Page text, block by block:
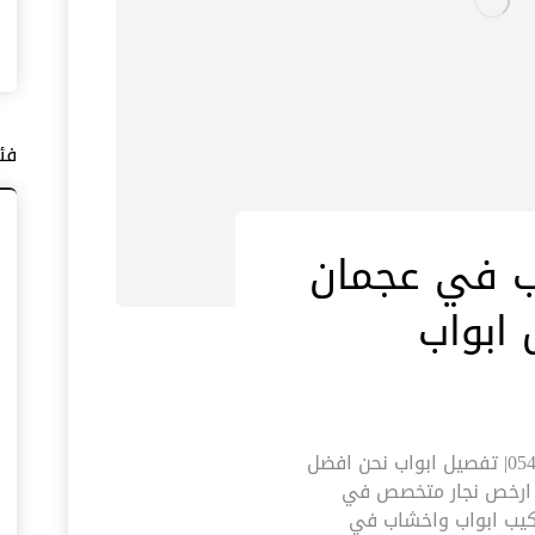
في عجمان
تركيب ابواب واخشاب في عجمان |0545574752| تفصيل ابواب نحن افضل
ارخص نجار متخصص في
ابواب واخشاب في